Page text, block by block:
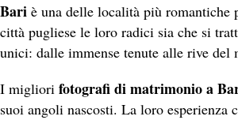
Bari è una delle località più romantiche
città pugliese le loro radici sia che si
unici: dalle immense tenute alle rive del
I migliori fotografi di matrimonio a
suoi angoli nascosti. La loro